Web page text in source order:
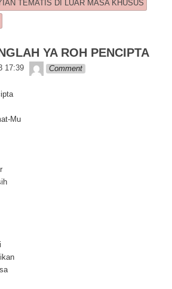
TEMATIS DI LUAR MASA KHUSUS
YA ROH PENCIPTA
17:39 Lapopp music
Comment
Mu